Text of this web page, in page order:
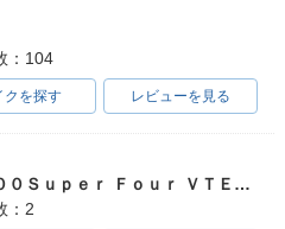
：104
クを探す レビューを見る
ＣＢ４００Ｓｕｐｅｒ Ｆｏｕｒ ＶＴＥＣ ＳＰＥＣ３
：2